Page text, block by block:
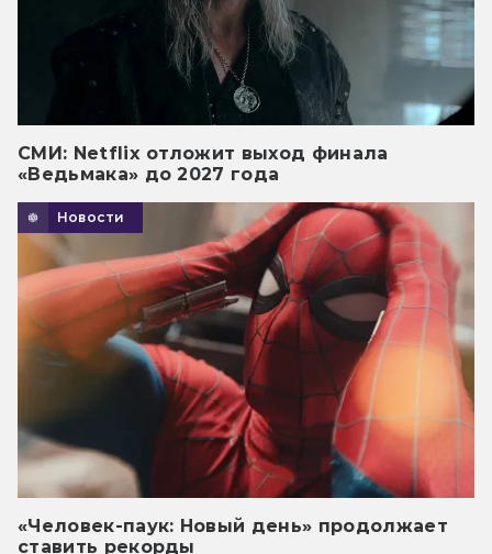
СМИ: Netflix отложит выход финала
«Ведьмака» до 2027 года
Новости
«Человек-паук: Новый день» продолжает
ставить рекорды